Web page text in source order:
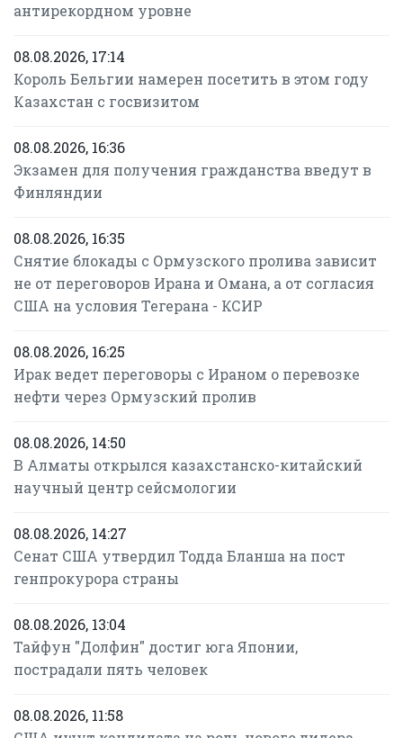
антирекордном уровне
08.08.2026, 17:14
Король Бельгии намерен посетить в этом году
Казахстан с госвизитом
08.08.2026, 16:36
Экзамен для получения гражданства введут в
Финляндии
08.08.2026, 16:35
Снятие блокады с Ормузского пролива зависит
не от переговоров Ирана и Омана, а от согласия
США на условия Тегерана - КСИР
08.08.2026, 16:25
Ирак ведет переговоры с Ираном о перевозке
нефти через Ормузский пролив
08.08.2026, 14:50
В Алматы открылся казахстанско-китайский
научный центр сейсмологии
08.08.2026, 14:27
Сенат США утвердил Тодда Бланша на пост
генпрокурора страны
08.08.2026, 13:04
Тайфун "Долфин" достиг юга Японии,
пострадали пять человек
08.08.2026, 11:58